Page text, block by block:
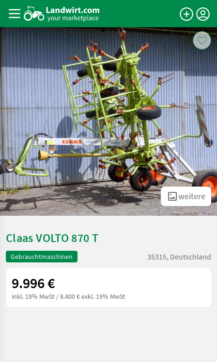
weitere
Claas VOLTO 870 T
Gebrauchtmaschinen 35315, Deutschland
9.996 €
inkl. 19% MwSt / 8.400 € exkl. 19% MwSt